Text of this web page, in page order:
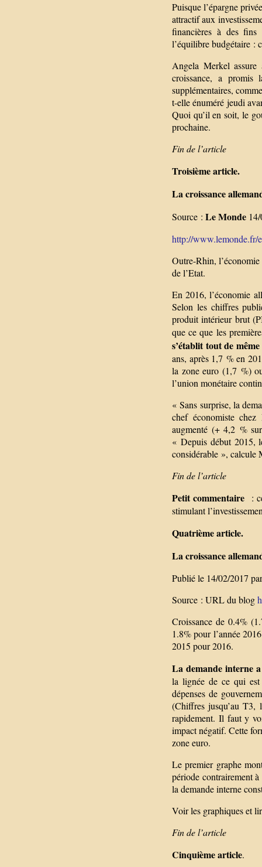
Puisque l’épargne
attractif aux
financières à des fins
l’équilibre budgétaire :
Angela Merkel
croissance, a promis
supplémentaires,
t-elle énuméré jeudi
Quoi qu’il en soit, le
prochaine.
Fin de l’article
Troisième article.
La croissance
Source : Le Monde
http://www.lemonde.fr/
Outre-Rhin,
de l’Etat.
En 2016, l’économie
Selon les chiffres
produit intérieur brut
que ce que les
s’établit tout de
ans, après 1,7 % en
la zone euro (1,7 %)
l’union monétaire
« Sans surprise, la
chef économiste
augmenté (+ 4,2 %
« Depuis début 2015,
considérable », calcule
Fin de l’article
Petit commentaire
:
stimulant
Quatrième article.
La croissance
Publié le 14/02/2017
Source : URL du blog
Croissance de 0.4%
1.8% pour l’année
2015 pour 2016.
La demande interne
la lignée de ce qui
dépenses de
(Chiffres jusqu’au T3,
rapidement. Il faut y
impact négatif. Cette
zone euro.
Le premier graphe
période contrairement
la demande interne
Voir les graphiques et
Fin de l’article
Cinquième article.